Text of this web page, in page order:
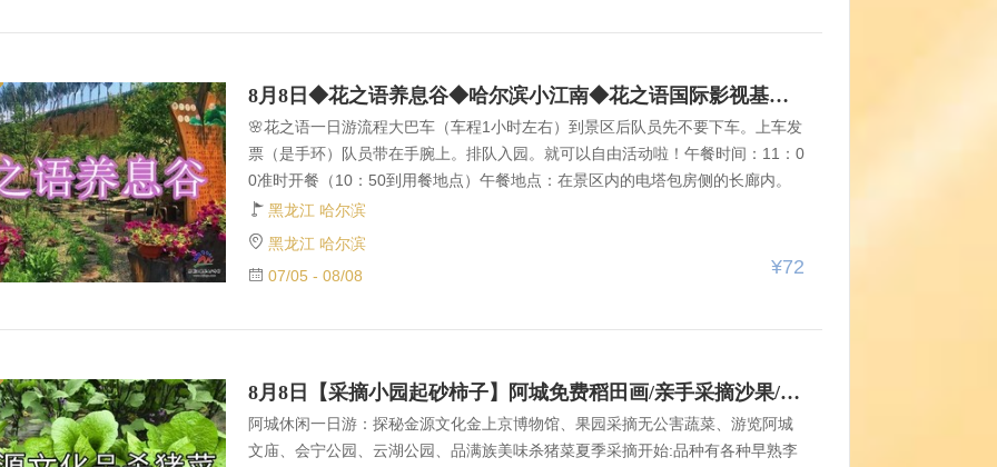
8月8日◆花之语养息谷◆哈尔滨小江南◆花之语国际影视基地景◆地锅烤肉猪肉不限量◆一日游【72元含餐送保险】
🌸花之语一日游流程大巴车（车程1小时左右）到景区后队员先不要下车。上车发
票（是手环）队员带在手腕上。排队入园。就可以自由活动啦！午餐时间：11：0
0准时开餐（10：50到用餐地点）午餐地点：在景区内的电塔包房侧的长廊内。
（问景区的工作人员会告诉你们怎么走）（10-11人一桌）景区简介：大峡谷（主
景区）……电塔包房的长廊（地锅烤肉用餐处）……星宿广场（草坪+许多无动力
免费体验一下）适合友友们美拍打卡，有花有草有林荫！还有许多个景观打卡
地！星宿广场一大片草坪，随手一拍就有大片既视感！！！广场上还有许多竞技
黑龙江 哈尔滨
黑龙江 哈尔滨
07/05 - 08/08
¥72
8月8日【采摘小园起砂柿子】阿城免费稻田画/亲手采摘沙果/桃李/粘玉米/金上京博物馆会宁公园阿城文庙/阿城酒店杀猪菜
阿城休闲一日游：探秘金源文化金上京博物馆、果园采摘无公害蔬菜、游览阿城
文庙、会宁公园、云湖公园、品满族美味杀猪菜夏季采摘开始:品种有各种早熟李